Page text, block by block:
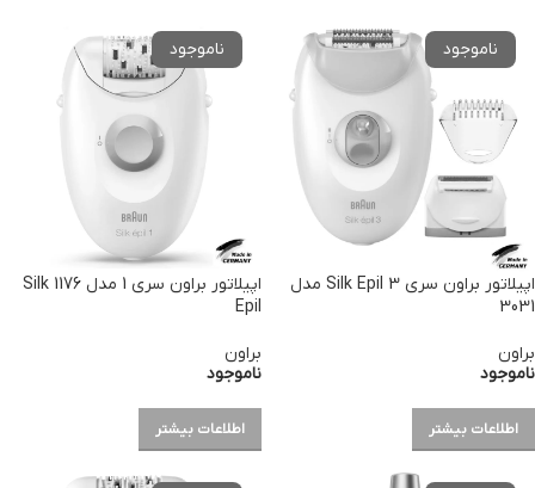
اپیلاتور براون سری Silk Epil 3 مدل
3031
براون
ناموجود
اطلاعات بیشتر
اپیلاتور براون سری 1 مدل 1176 Silk
Epil
براون
ناموجود
اطلاعات بیشتر